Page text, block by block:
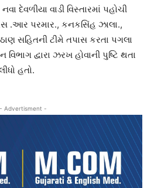
દેવળીયા વાડી વિસ્તારમાં પહોચી
પરમાર., કનકસિંહ ઝાલા.,
સહિતની ટીમે તપાસ કરતા પગલા
દ્વારા ઝરખ હોવાની પુષ્ટિ થતા
હતો.
- Advertisment -